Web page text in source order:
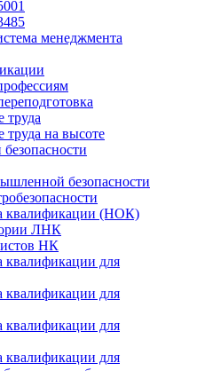
менеджмента
труда
на высоте
безопасности
квалификации (НОК)
ЛНК
НК
квалификации для
квалификации для
квалификации для
квалификации для